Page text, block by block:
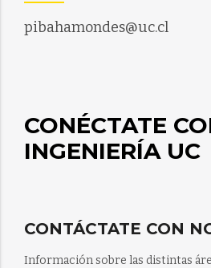
pibahamondes@uc.cl
CONÉCTATE
INGENIERÍA UC
CONTÁCTATE CON
Información sobre las distintas